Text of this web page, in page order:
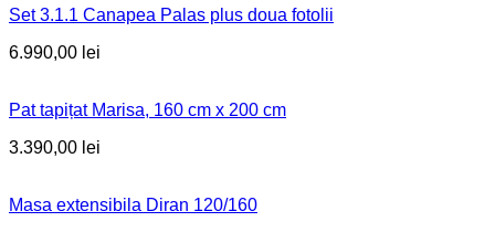
Set 3.1.1 Canapea Palas plus doua fotolii
6.990,00 lei
Pat tapițat Marisa, 160 cm x 200 cm
3.390,00 lei
Masa extensibila Diran 120/160